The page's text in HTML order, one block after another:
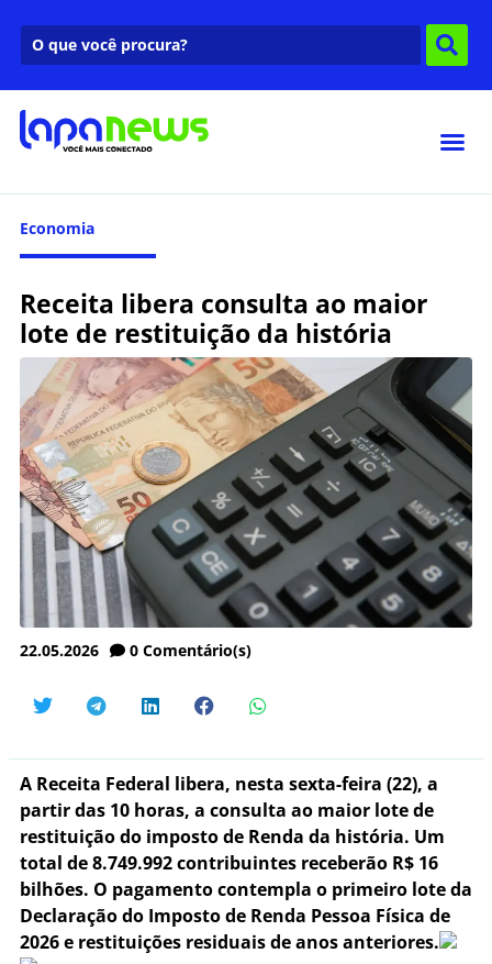
Economia
Receita libera consulta ao maior
lote de restituição da história
22.05.2026 0 Comentário(s)
A Receita Federal libera, nesta sexta-feira (22), a
partir das 10 horas, a consulta ao maior lote de
restituição do imposto de Renda da história. Um
total de 8.749.992 contribuintes receberão R$ 16
bilhões. O pagamento contempla o primeiro lote da
Declaração do Imposto de Renda Pessoa Física de
2026 e restituições residuais de anos anteriores.